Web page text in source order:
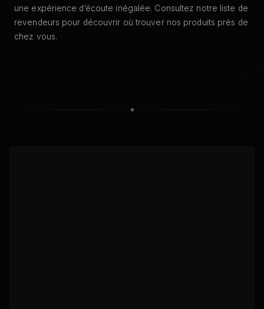
une expérience d’écoute inégalée. Consultez notre liste de
revendeurs pour découvrir où trouver nos produits près de
chez vous.